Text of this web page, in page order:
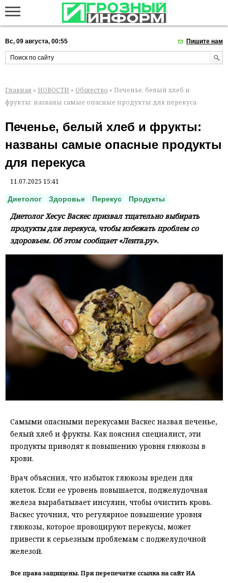
Вс, 09 августа, 00:55 Пишите нам
Главная » НОВОСТИ » Общество » Печенье, белый хлеб и
фрукты: названы самые опасные продукты для перекуса
Печенье, белый хлеб и фрукты:
названы самые опасные продукты
для перекуса
11.07.2025 15:41
Диетолог Здоровье Перекус Продукты
Диетолог Хесус Васкес призвал тщательно выбирать
продукты для перекуса, чтобы избежать проблем со
здоровьем. Об этом сообщает «Лента.ру».
Самыми опасными перекусами Васкес назвал печенье,
белый хлеб и фрукты. Как пояснил специалист, эти
продукты приводят к повышению уровня глюкозы в
крови.
Врач объяснил, что избыток глюкозы вреден для
клеток. Если ее уровень повышается, поджелудочная
железа вырабатывает инсулин, чтобы очистить кровь.
Васкес уточнил, что регулярное повышение уровня
глюкозы, которое провоцируют перекусы, может
привести к серьезным проблемам с поджелудочной
железой.
Все права защищены. При перепечатке ссылка на сайт ИА